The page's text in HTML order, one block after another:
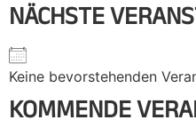
NÄCHSTE
Keine bevorstehenden
KOMMENDE